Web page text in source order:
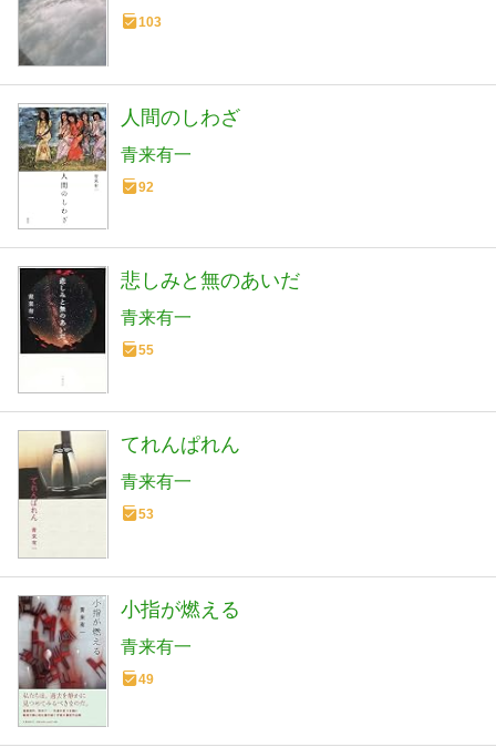
103
人間のしわざ
青来有一
92
悲しみと無のあいだ
青来有一
55
てれんぱれん
青来有一
53
小指が燃える
青来有一
49